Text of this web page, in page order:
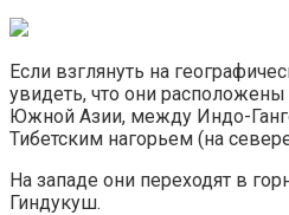
Если взглянуть на
увидеть, что они
Южной Азии, между Индо-
Тибетским нагорьем (на
На западе они переходят в
Гиндукуш.